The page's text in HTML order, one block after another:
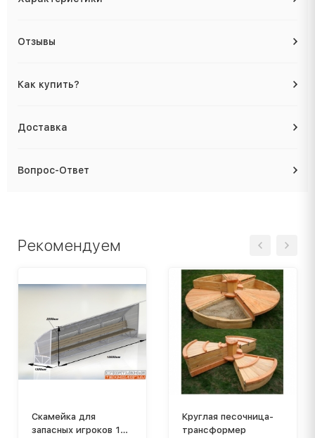
Отзывы
Как купить?
Доставка
Вопрос-Ответ
Рекомендуем
Скамейка для
запасных игроков 10
Круглая песочница-
трансформер